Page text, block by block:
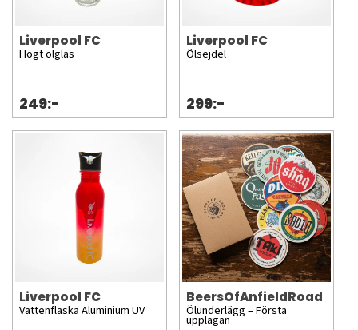
Liverpool FC
Högt ölglas
249:-
Liverpool FC
Ölsejdel
299:-
Liverpool FC
Vattenflaska Aluminium UV
BeersOfAnfieldRoad
Ölunderlägg – Första
upplagan